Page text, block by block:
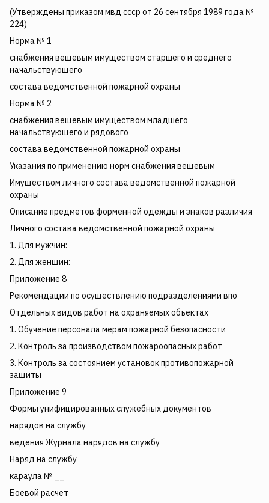
(Утверждены приказом мвд ссср от 26 сентября 1989 года №
224)
Норма № 1
снабжения вещевым имуществом старшего и среднего
начальствующего
состава ведомственной пожарной охраны
Норма № 2
снабжения вещевым имуществом младшего
начальствующего и рядового
состава ведомственной пожарной охраны
Указания по применению норм снабжения вещевым
Имуществом личного состава ведомственной пожарной
охраны
Описание предметов форменной одежды и знаков различия
Личного состава ведомственной пожарной охраны
1. Для мужчин:
2. Для женщин:
Приложение 8
Рекомендации по осуществлению подразделениями впо
Отдельных видов работ на охраняемых объектах
1. Обучение персонала мерам пожарной безопасности
2. Контроль за производством пожароопасных работ
3. Контроль за состоянием установок противопожарной
защиты
Приложение 9
Формы унифицированных служебных документов
нарядов на службу
ведения Журнала нарядов на службу
Наряд на службу
караула № __
Боевой расчет